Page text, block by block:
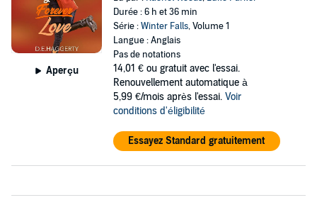
Aperçu
Durée : 6 h et 36 min
Série :Winter Falls, Volume 1
Langue : Anglais
Pas de notations
14,01 € ou gratuit avec l'essai.
Renouvellement automatique à
5,99 €/mois après l'essai. Voir
conditions d'éligibilité
Essayez Standard gratuitement